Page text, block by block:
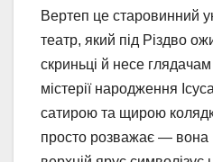
Вертеп це старовинний
театр, який під Різдво
скриньці й несе
містерії народження
сатирою та щирою
просто розважає — вона